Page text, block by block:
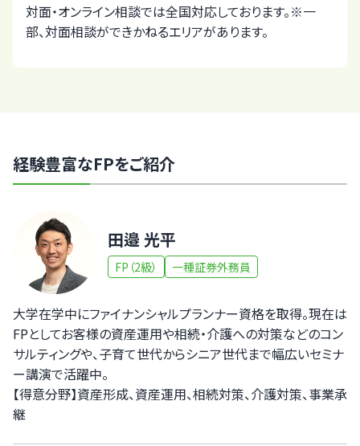
対面・オンライン相談では全国対応しております。※一
部、対面相談ができかねるエリアがあります。
経験豊富なFPをご紹介
田邉 光平
FP（2級） 一種証券外務員
大学在学中にファイナンシャルプランナー資格を取得。現在は
FPとしてお客様の資産運用や相続・介護への対策などのコン
サルティングや、子育て世代からシニア世代まで幅広いセミナ
ー講演で活躍中。
【得意分野】資産形成、資産運用、相続対策、介護対策、事業承
継